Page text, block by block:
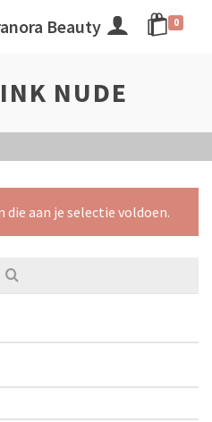
Beauty 0
NUDE
die aan je selectie voldoen.